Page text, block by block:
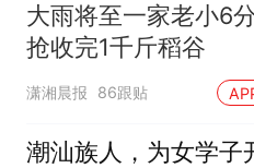
大雨将至一家老小6
抢收完1千斤稻谷
潇湘晨报 86跟贴
潮汕族人，为女学子